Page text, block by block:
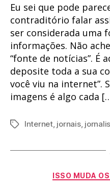
Eu sei que pode
contraditório falar
ser considerada uma
informações. Não
“fonte de notícias”. É
deposite toda a sua
você viu na internet”.
imagens é algo cada
TagsInternet, jornais,
ISSO MUDA